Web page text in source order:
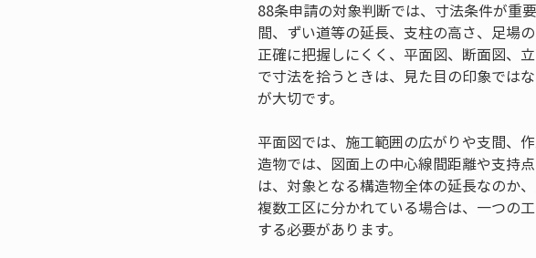
88条申請の対象判断では、寸法条件が重
間、ずい道等の延長、支柱の高さ、足場
正確に把握しにくく、平面図、断面図、
で寸法を拾うときは、見た目の印象では
が大切です。
平面図では、施工範囲の広がりや支間、
造物では、図面上の中心線間距離や支持
は、対象となる構造物全体の延長なのか
複数工区に分かれている場合は、一つの
する必要があります。